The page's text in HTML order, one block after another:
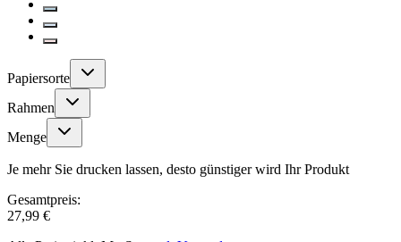
Papiersorte
Rahmen
Menge
Je mehr Sie drucken lassen, desto günstiger wird Ihr Produkt
Gesamtpreis:
27,99 €